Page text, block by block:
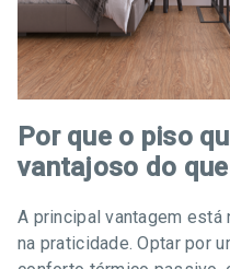
Por que o piso
vantajoso do
A principal vantagem
na praticidade. Optar por